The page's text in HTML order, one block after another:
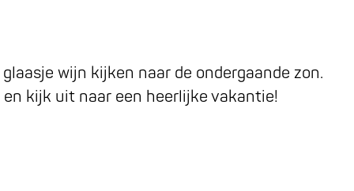
wijn kijken naar de ondergaande zon.
kijk uit naar een heerlijke vakantie!